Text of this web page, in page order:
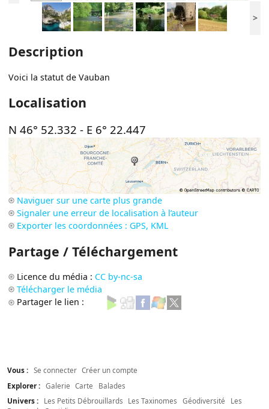
>
Description
Voici la statut de Vauban
Localisation
N 46° 52.332 - E 6° 22.447
Naviguer sur une carte plus grande
Signaler une erreur de localisation à l’auteur
Exporter les coordonnées : GPS, KML
Partage / Téléchargement
Licence du média : CC by-nc-sa
Télécharger le média
Partager le lien :
Vous : Se connecter Créer un compte
Explorer : Galerie Carte
Balades
Univers :
Les Petits Débrouillards Les Taxinomes Géodiversité
Les